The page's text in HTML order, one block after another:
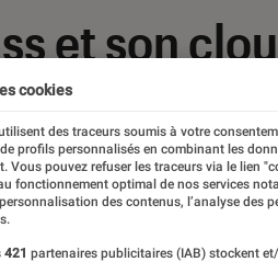
et son
cookies
des traceurs soumis à votre
profils personnalisés en combinant les
Vous pouvez refuser les traceurs via le lien
fonctionnement optimal de nos services
des contenus, l’analyse des
421 partenaires publicitaires (IAB) stockent